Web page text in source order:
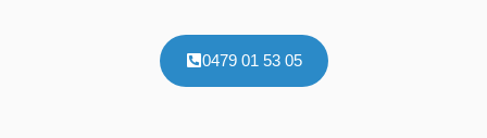
0479 01 53 05